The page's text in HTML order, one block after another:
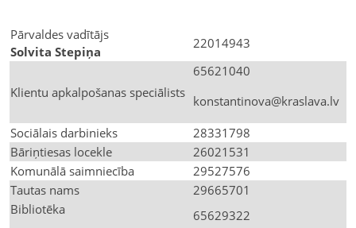
Pārvaldes vadītājs
Solvita Stepiņa
22014943
Klientu apkalpošanas speciālists
65621040
konstantinova@kraslava.lv
Sociālais darbinieks
28331798
Bāriņtiesas locekle
26021531
Komunālā saimniecība
29527576
Tautas nams
29665701
Bibliotēka
65629322